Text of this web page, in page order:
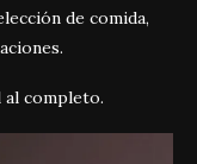
de comida,
al completo.